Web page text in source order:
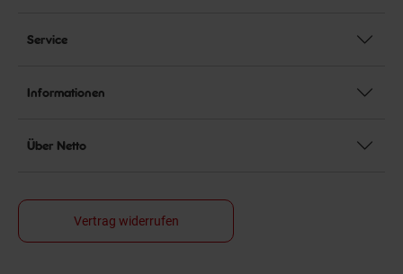
Service
Informationen
Über Netto
Vertrag widerrufen